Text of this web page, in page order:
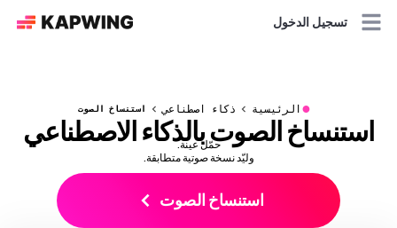
تسجيل الدخول
● الرئيسية ذكاء اصطناعي استنساخ الصوت
استنساخ الصوت بالذكاء الاصطناعي
حمّل عينة.
وليّد نسخة صوتية متطابقة.
استنساخ الصوت